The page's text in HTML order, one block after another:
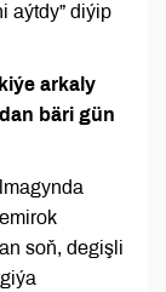
aýtdy” diýip
arkaly
bäri gün
soň, degişli